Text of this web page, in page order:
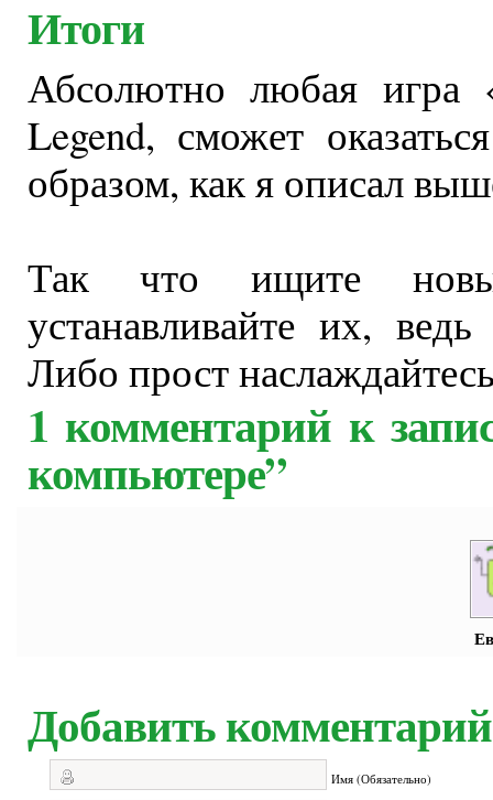
Итоги
Абсолютно любая игра
Legend, сможет
образом, как я описал
Так что ищите
устанавливайте их,
Либо прост
1 комментарий к
компьютере”
Добавить комментарий
Имя (Обязательно)